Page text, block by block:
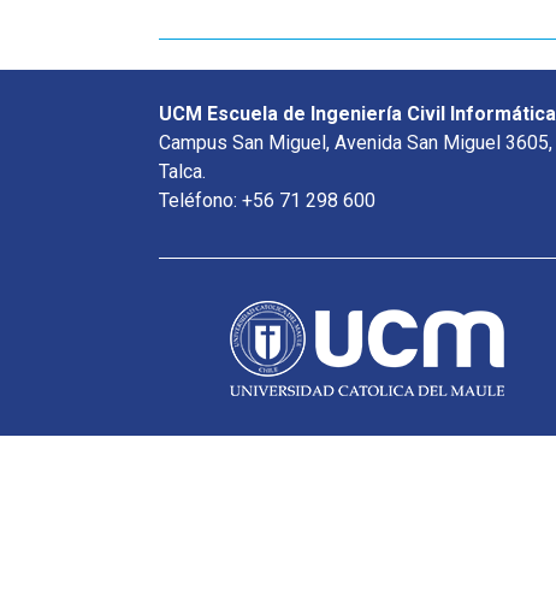
UCM Escuela de Ingeniería Civil Informática
Campus San Miguel, Avenida San Miguel 3605,
Talca.
Teléfono: +56 71 298 600